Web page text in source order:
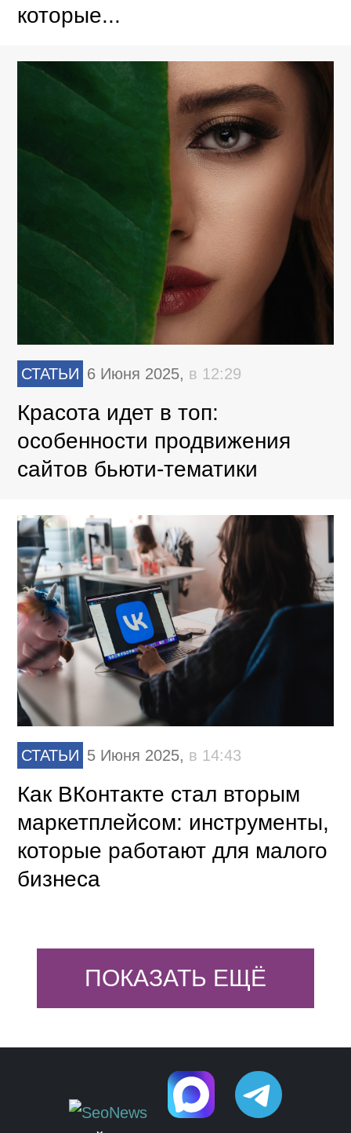
которые...
СТАТЬИ 6 Июня 2025, в 12:29
Красота идет в топ:
особенности продвижения
сайтов бьюти-тематики
СТАТЬИ 5 Июня 2025, в 14:43
Как ВКонтакте стал вторым
маркетплейсом: инструменты,
которые работают для малого
бизнеса
ПОКАЗАТЬ ЕЩЁ